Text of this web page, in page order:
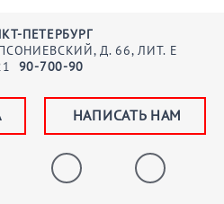
ПЕТЕРБУРГ
Д. 66, ЛИТ. Е
90-700-90
НАПИСАТЬ НАМ